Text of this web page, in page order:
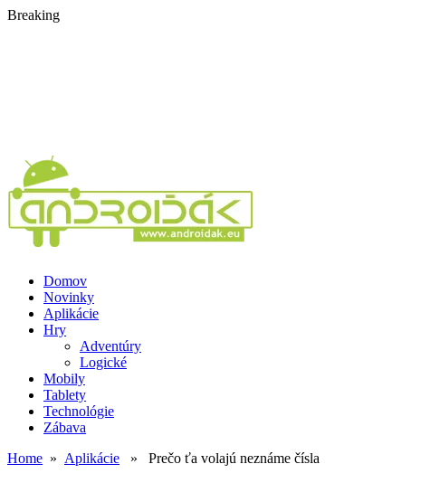
Breaking
Domov
Novinky
Aplikácie
Hry
Adventúry
Logické
Mobily
Tablety
Technológie
Zábava
Home » Aplikácie » Prečo ťa volajú neznáme čísla